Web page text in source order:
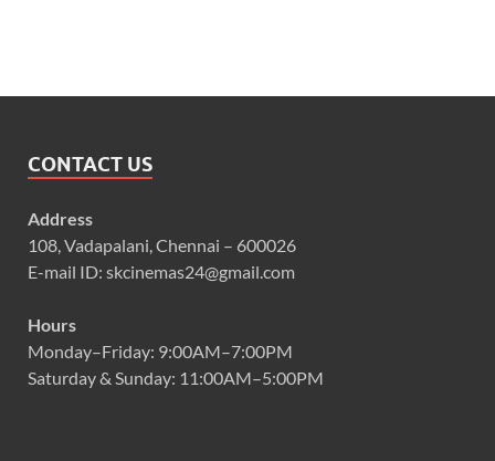
CONTACT US
Address
108, Vadapalani, Chennai – 600026
E-mail ID: skcinemas24@gmail.com
Hours
Monday–Friday: 9:00AM–7:00PM
Saturday & Sunday: 11:00AM–5:00PM